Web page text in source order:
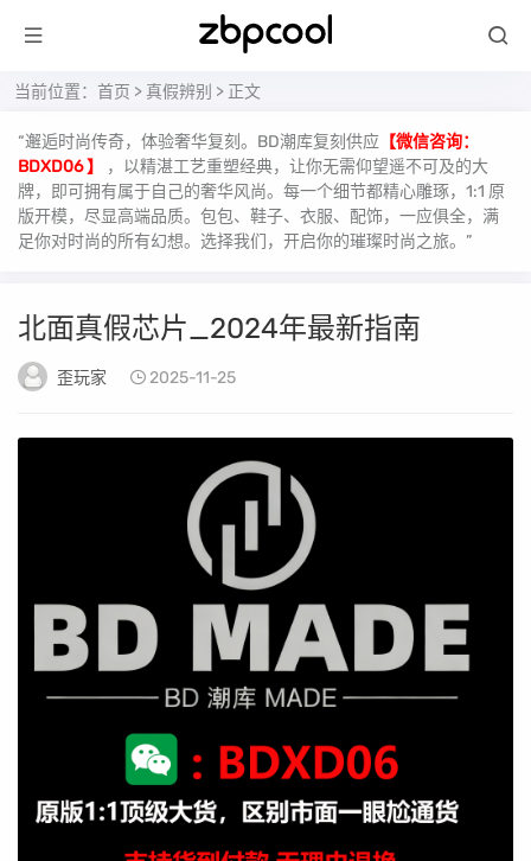
当前位置： 首页 > 真假辨别 > 正文
“邂逅时尚传奇，体验奢华复刻。BD潮库复刻供应 【微信咨询：
BDXD06 】
，以精湛工艺重塑经典，让你无需仰望遥不可及的大
牌，即可拥有属于自己的奢华风尚。每一个细节都精心雕琢，1:1 原
版开模，尽显高端品质。包包、鞋子、衣服、配饰，一应俱全，满
足你对时尚的所有幻想。选择我们，开启你的璀璨时尚之旅。”
北面真假芯片_2024年最新指南
歪玩家 2025-11-25